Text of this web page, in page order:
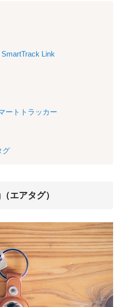
Link
ートトラッカー
グ
エアタグ）